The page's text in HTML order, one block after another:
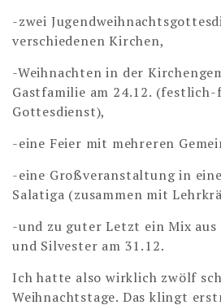
-zwei
verschiedenen Kirchen,
-Weihnachten in der
Gastfamilie am 24.12.
Gottesdienst),
-eine Feier mit mehreren
-eine Großveranstaltung in
Salatiga (zusammen mit
-und zu guter Letzt ein Mix aus
und Silvester am 31.12.
Ich hatte also wirklich zwölf
Weihnachtstage. Das klingt